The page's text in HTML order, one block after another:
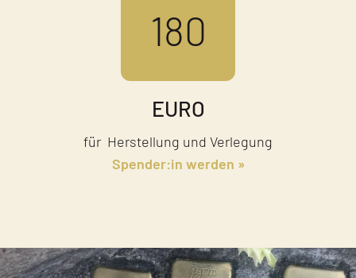
180
EURO
für Herstellung und Verlegung
Spender:in werden